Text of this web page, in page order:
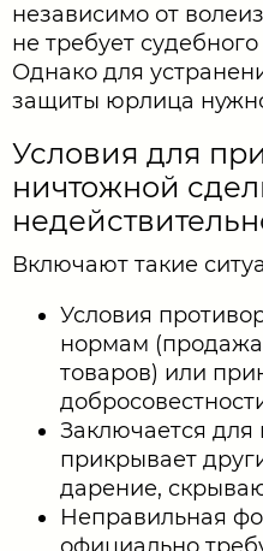
независимо от
не требует
Однако для
защиты юрлица
Условия для
ничтожной
Включают такие
Условия
нормам
товаров) или
Заключается для
прикрывает
дарение,
Неправильная